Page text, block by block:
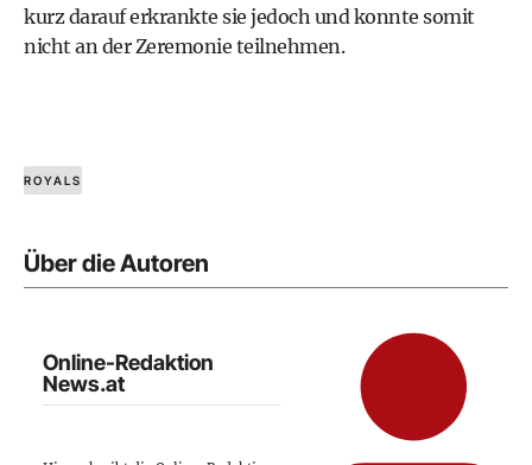
kurz darauf erkrankte sie jedoch und konnte somit
nicht an der Zeremonie teilnehmen.
ROYALS
Über die Autoren
Online-Redaktion
News.at